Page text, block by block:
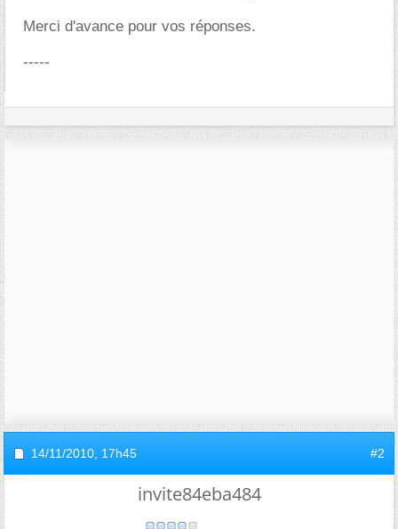
Merci d'avance pour vos réponses.
-----
14/11/2010, 17h45 #2
invite84eba484